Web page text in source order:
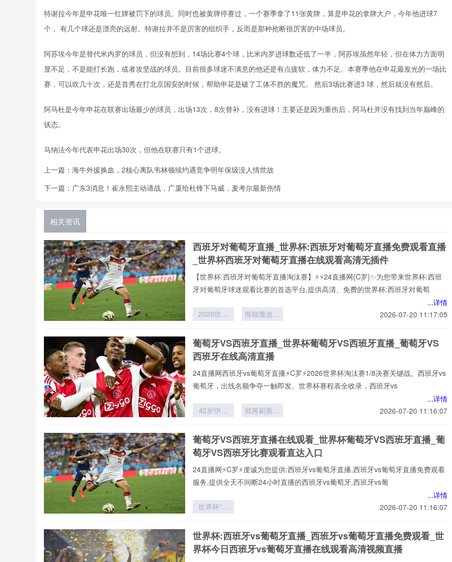
特谢拉今年是申花唯一红牌被罚下的球员。同时也被黄牌停赛过，一个赛季拿了11张黄牌，算是申花的拿牌大户，今年他进球7
个， 有几个球还是漂亮的远射。特谢拉并不是厉害的组织手，反而是那种抢断很厉害的中场球员。
阿苏埃今年是替代米内罗的球员，但没有想到，14场比赛4个球，比米内罗进球数还低了一半，阿苏埃虽然年轻，但在体力方面明
显不足，不是能打长跑，或者攻坚战的球员。目前很多球迷不满意的他还是有点疲软，体力不足。本赛季他在申花最发光的一场比
赛，可以吹几十次，还是首秀在打北京国安的时候，帮助申花是破了工体不胜的魔咒。 然后3场比赛进3 球，然后就没有然后。
阿马杜是今年申花在联赛出场最少的球员，出场13次，8次替补，没有进球！主要还是因为重伤后，阿马杜并没有找到当年巅峰的
状态。
马纳法今年代表申花出场30次，但他在联赛只有1个进球。
上一篇： 海牛外援换血，2核心离队韦林顿续约遇竞争明年保级没人情世故
下一篇： 广东3消息！崔永熙主动请战，广厦给杜锋下马威，麦考尔最新伤情
相关资讯
西班牙对葡萄牙直播_世界杯:西班牙对葡萄牙直播免费观看直播
_世界杯西班牙对葡萄牙直播在线观看高清无插件
【世界杯:西班牙对葡萄牙直播淘汰赛】⚡⚡24直播网{C罗}✨为您带来世界杯:西班
牙对葡萄牙球迷观看比赛的首选平台,提供高清、免费的世界杯:西班牙对葡萄
...详情
2026世界
美狼遭全网
吐槽
熊猫魔改版
2026-07-20 11:17:05
葡萄牙VS西班牙直播_世界杯葡萄牙VS西班牙直播_葡萄牙VS
西班牙在线高清直播
24直播网西班牙vs葡萄牙直播⚡️C罗⚡️2026世界杯淘汰赛1/8决赛关键战。西班牙vs
葡萄牙，出线名额争夺一触即发。世界杯赛程表全收录，西班牙vs
...详情
42岁伊布
球
就将刷新足
2026-07-20 11:16:07
葡萄牙VS西班牙直播在线观看_世界杯葡萄牙VS西班牙直播_葡
萄牙VS西班牙比赛观看直达入口
24直播网⚡️C罗⚡️虔诚为您提供:西班牙vs葡萄牙直播,西班牙vs葡萄牙直播免费观看
服务,提供全天不间断24小时直播的西班牙vs葡萄牙,西班牙vs葡
...详情
世界杯“娇
团穿搭图鉴
2026-07-20 11:16:07
世界杯:西班牙vs葡萄牙直播_西班牙vs葡萄牙直播免费观看_世
界杯今日西班牙vs葡萄牙直播在线观看高清视频直播